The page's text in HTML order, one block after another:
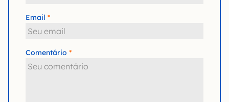
Email
Comentário